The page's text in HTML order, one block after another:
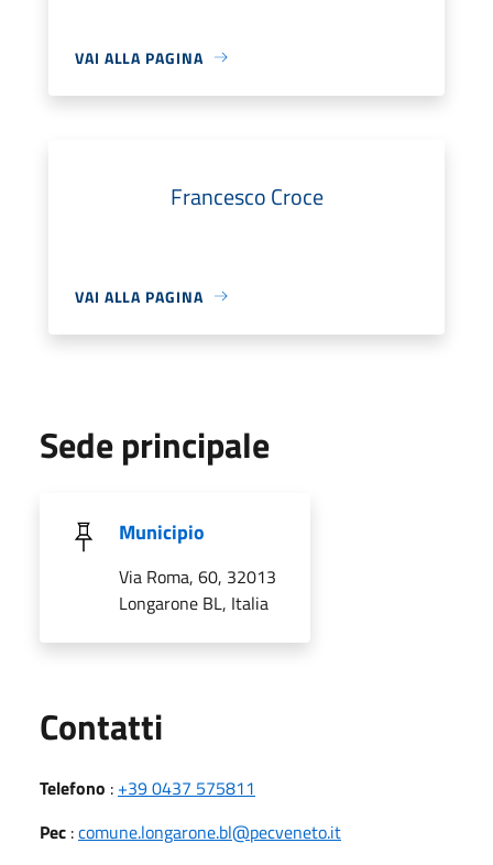
VAI ALLA PAGINA
Francesco Croce
VAI ALLA PAGINA
Sede principale
Municipio
Via Roma, 60, 32013
Longarone BL, Italia
Contatti
Telefono : +39 0437 575811
Pec :comune.longarone.bl@pecveneto.it